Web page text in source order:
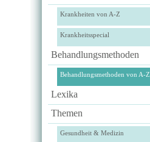
Krankheiten von A-Z
Krankheitsspecial
Behandlungsmethoden
Behandlungsmethoden von A-Z
Lexika
Themen
Gesundheit & Medizin